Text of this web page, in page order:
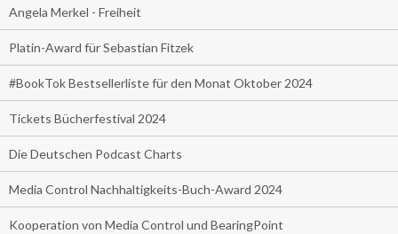
Angela Merkel - Freiheit
Platin-Award für Sebastian Fitzek
#BookTok Bestsellerliste für den Monat Oktober 2024
Tickets Bücherfestival 2024
Die Deutschen Podcast Charts
Media Control Nachhaltigkeits-Buch-Award 2024
Kooperation von Media Control und BearingPoint